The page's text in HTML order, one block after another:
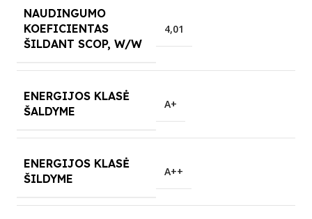
NAUDINGUMO
KOEFICIENTAS
ŠILDANT SCOP, W/W
4,01
ENERGIJOS KLASĖ
ŠALDYME
A+
ENERGIJOS KLASĖ
ŠILDYME
A++